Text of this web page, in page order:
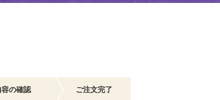
の確認 ご注文完了